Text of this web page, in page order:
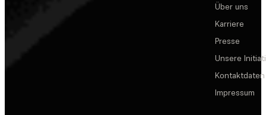
Über uns
Karriere
Presse
Unsere
Kontaktdaten
Impressum